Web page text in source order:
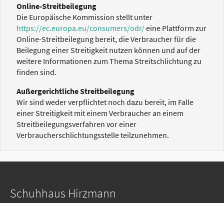
Online-Streitbeilegung
Die Europäische Kommission stellt unter
https://ec.europa.eu/consumers/odr/eine Plattform zur
Online-Streitbeilegung bereit, die Verbraucher für die
Beilegung einer Streitigkeit nutzen können und auf der
weitere Informationen zum Thema Streitschlichtung zu
finden sind.
Außergerichtliche Streitbeilegung
Wir sind weder verpflichtet noch dazu bereit, im Falle
einer Streitigkeit mit einem Verbraucher an einem
Streitbeilegungsverfahren vor einer
Verbraucherschlichtungsstelle teilzunehmen.
Schuhhaus Hirzmann